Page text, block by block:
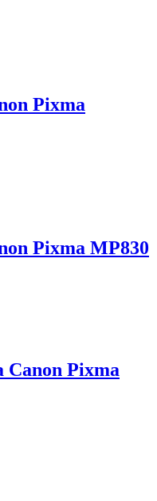
Pixma
Pixma MP830
Canon Pixma